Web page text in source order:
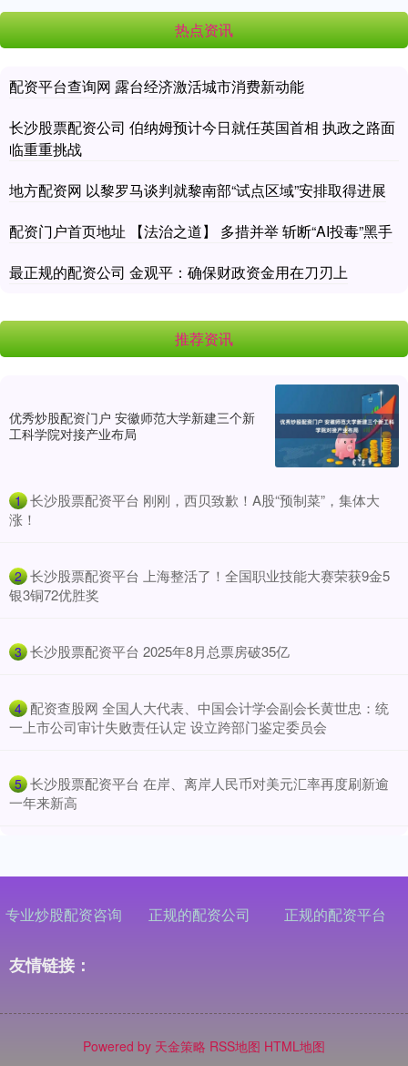
热点资讯
配资平台查询网 露台经济激活城市消费新动能
长沙股票配资公司 伯纳姆预计今日就任英国首相 执政之路面
临重重挑战
地方配资网 以黎罗马谈判就黎南部“试点区域”安排取得进展
配资门户首页地址 【法治之道】 多措并举 斩断“AI投毒”黑手
最正规的配资公司 金观平：确保财政资金用在刀刃上
推荐资讯
优秀炒股配资门户 安徽师范大学新建三个新
工科学院对接产业布局
1 ​长沙股票配资平台 刚刚，西贝致歉！A股“预制菜”，集体大
涨！
2 ​长沙股票配资平台 上海整活了！全国职业技能大赛荣获9金5
银3铜72优胜奖
3 ​长沙股票配资平台 2025年8月总票房破35亿
4 ​配资查股网 全国人大代表、中国会计学会副会长黄世忠：统
一上市公司审计失败责任认定 设立跨部门鉴定委员会
5 ​长沙股票配资平台 在岸、离岸人民币对美元汇率再度刷新逾
一年来新高
专业炒股配资咨询 正规的配资公司 正规的配资平台
友情链接：
Powered by 天金策略 RSS地图 HTML地图